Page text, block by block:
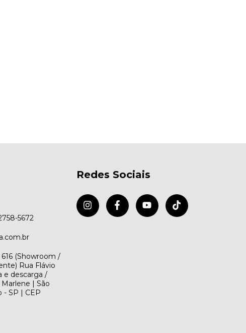
5672
(Showroom /
Rua Flávio
e descarga /
| São
- SP | CEP
Redes Sociais